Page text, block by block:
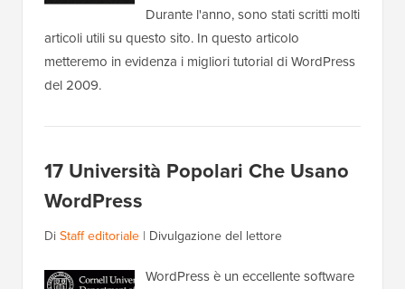
Durante l'anno, sono stati scritti molti
articoli utili su questo sito. In questo articolo
metteremo in evidenza i migliori tutorial di WordPress
del 2009.
17 Università Popolari Che Usano
WordPress
DiStaff editoriale | Divulgazione del lettore
WordPress è un eccellente software